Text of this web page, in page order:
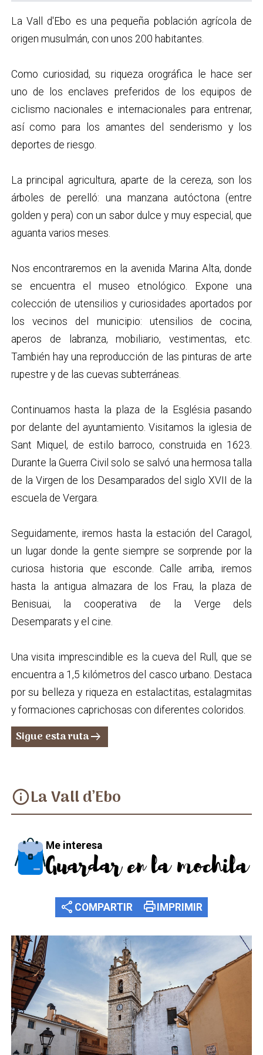
La Vall d'Ebo es una pequeña población agrícola de
origen musulmán, con unos 200 habitantes.
Como curiosidad, su riqueza orográfica le hace ser
uno de los enclaves preferidos de los equipos de
ciclismo nacionales e internacionales para entrenar,
así como para los amantes del senderismo y los
deportes de riesgo.
La principal agricultura, aparte de la cereza, son los
árboles de perelló: una manzana autóctona (entre
golden y pera) con un sabor dulce y muy especial, que
aguanta varios meses.
Nos encontraremos en la avenida Marina Alta, donde
se encuentra el museo etnológico. Expone una
colección de utensilios y curiosidades aportados por
los vecinos del municipio: utensilios de cocina,
aperos de labranza, mobiliario, vestimentas, etc.
También hay una reproducción de las pinturas de arte
rupestre y de las cuevas subterráneas.
Continuamos hasta la plaza de la Església pasando
por delante del ayuntamiento. Visitamos la iglesia de
Sant Miquel, de estilo barroco, construida en 1623.
Durante la Guerra Civil solo se salvó una hermosa talla
de la Virgen de los Desamparados del siglo XVII de la
escuela de Vergara.
Seguidamente, iremos hasta la estación del Caragol,
un lugar donde la gente siempre se sorprende por la
curiosa historia que esconde. Calle arriba, iremos
hasta la antigua almazara de los Frau, la plaza de
Benisuai, la cooperativa de la Verge dels
Desemparats y el cine.
Una visita imprescindible es la cueva del Rull, que se
encuentra a 1,5 kilómetros del casco urbano. Destaca
por su belleza y riqueza en estalactitas, estalagmitas
y formaciones caprichosas con diferentes coloridos.
Sigue esta rutaarrow_right_alt
infoLa Vall d’Ebo
Me interesa
Guardar en la mochila
share COMPARTIR printIMPRIMIR